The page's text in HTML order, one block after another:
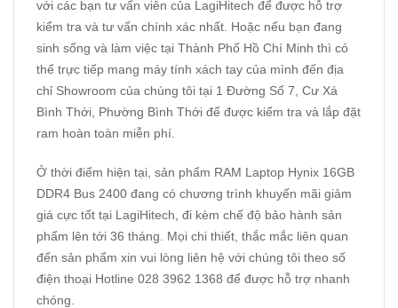
với các bạn tư vấn viên của LagiHitech để được hỗ trợ
kiểm tra và tư vấn chính xác nhất. Hoặc nếu bạn đang
sinh sống và làm việc tại Thành Phố Hồ Chí Minh thì có
thể trực tiếp mang máy tính xách tay của mình đến địa
chỉ Showroom của chúng tôi tại 1 Đường Số 7, Cư Xá
Bình Thới, Phường Bình Thới để được kiểm tra và lắp đặt
ram hoàn toàn miễn phí.
Ở thời điểm hiện tại, sản phẩm RAM Laptop Hynix 16GB
DDR4 Bus 2400 đang có chương trình khuyến mãi giảm
giá cực tốt tại LagiHitech, đi kèm chế độ bảo hành sản
phẩm lên tới 36 tháng. Mọi chi thiết, thắc mắc liên quan
đến sản phẩm xin vui lòng liên hệ với chúng tôi theo số
điện thoại Hotline 028 3962 1368 để được hỗ trợ nhanh
chóng.